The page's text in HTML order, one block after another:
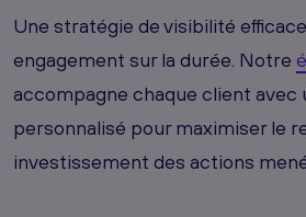
Une stratégie de visibilité
engagement sur la durée. Notre
accompagne chaque client avec
personnalisé pour maximiser le
investissement des actions